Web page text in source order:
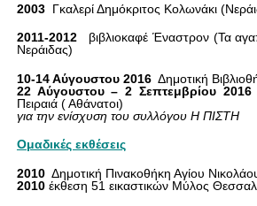
2003 Γκαλερί Δημόκριτος Κολωνάκι
2011-2012
βιβλιοκαφέ Έναστρον (Τα
Νεράιδας)
10-14 Αύγουστου 2016 Δημοτική
22 Αύγουστου – 2 Σεπτεμβρίου 2016
Πειραιά ( Αθάνατοι)
για την ενίσχυση του συλλόγου Η ΠΙΣΤΗ
Ομαδικές εκθέσεις
2010 Δημοτική Πινακοθήκη Αγίου
2010έκθεση 51 εικαστικών Μύλος